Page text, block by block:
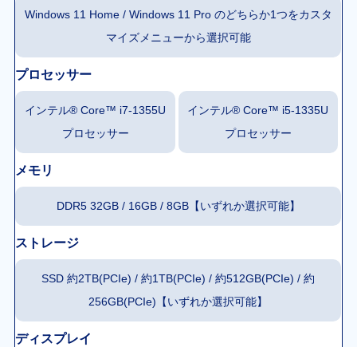
Windows 11 Home / Windows 11 Pro のどちらか1つをカスタ
マイズメニューから選択可能
プロセッサー
インテル® Core™ i7-1355U
プロセッサー
インテル® Core™ i5-1335U
プロセッサー
メモリ
DDR5 32GB / 16GB / 8GB【いずれか選択可能】
ストレージ
SSD 約2TB(PCIe) / 約1TB(PCIe) / 約512GB(PCIe) / 約
256GB(PCIe)【いずれか選択可能】
ディスプレイ